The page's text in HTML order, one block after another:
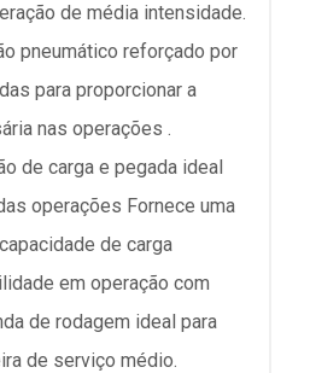
de média intensidade.
pneumático reforçado por
para proporcionar a
nas operações .
de carga e pegada ideal
operações Fornece uma
de carga
em operação com
de rodagem ideal para
de serviço médio.